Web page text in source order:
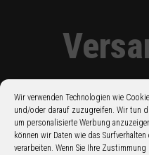
Wir verwenden Technologien wie
und/oder darauf zuzugreifen. Wir tun
um personalisierte Werbung
können wir Daten wie das
verarbeiten. Wenn Sie Ihre